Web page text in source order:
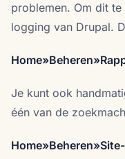
problemen. Om dit
logging van Drupal.
Je kunt ook
één van de